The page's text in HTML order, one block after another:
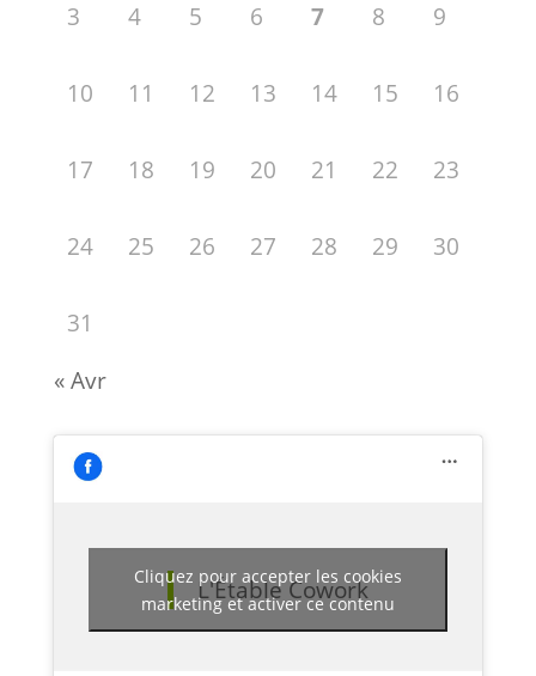
3 4 5 6 7 8 9
10 11 12 13 14 15 16
17 18 19 20 21 22 23
24 25 26 27 28 29 30
31
« Avr
L'Étable Cowork
Cliquez pour accepter les cookies
marketing et activer ce contenu